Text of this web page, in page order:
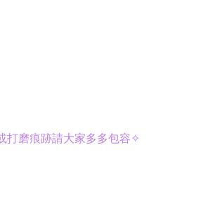
打磨痕跡請大家多多包容✧